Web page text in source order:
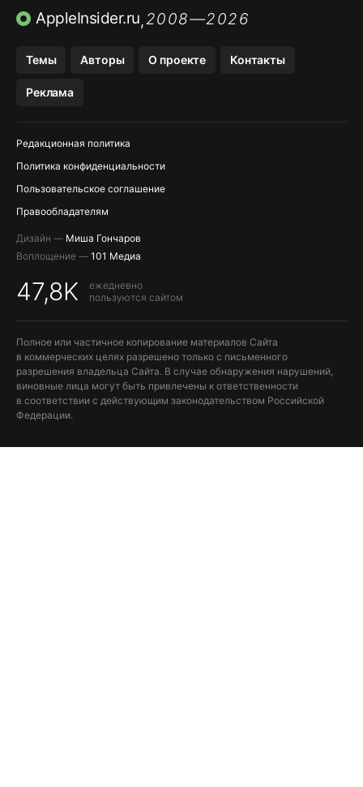
ПРИЛОЖЕНИЯ БЕЗ APP STORE
AppleInsider.ru,2008—2026
Темы Авторы О проекте Контакты
Реклама
Редакционная политика
Политика конфиденциальности
Пользовательское соглашение
Правообладателям
Дизайн — Миша Гончаров
Воплощение — 101 Медиа
47,8K
ежедневно
пользуются сайтом
Полное или частичное копирование материалов Сайта
в коммерческих целях разрешено только с письменного
разрешения владельца Сайта. В случае обнаружения нарушений,
виновные лица могут быть привлечены к ответственности
в соответствии с действующим законодательством Российской
Федерации.